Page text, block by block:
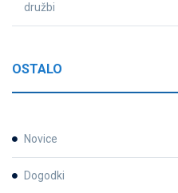
družbi
OSTALO
Novice
Dogodki